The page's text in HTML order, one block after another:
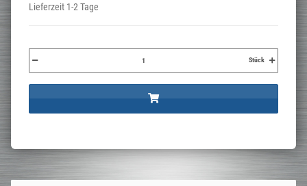
Lieferzeit 1-2 Tage
Stück